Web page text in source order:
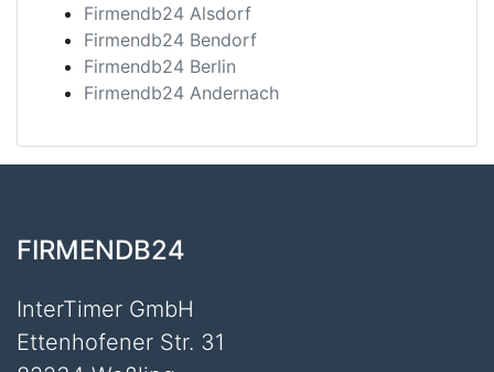
Firmendb24 Alsdorf
Firmendb24 Bendorf
Firmendb24 Berlin
Firmendb24 Andernach
FIRMENDB24
InterTimer GmbH
Ettenhofener Str. 31